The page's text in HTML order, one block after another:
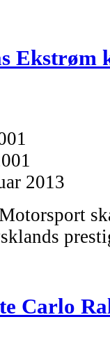
Ekstrøm
2013
Carlo